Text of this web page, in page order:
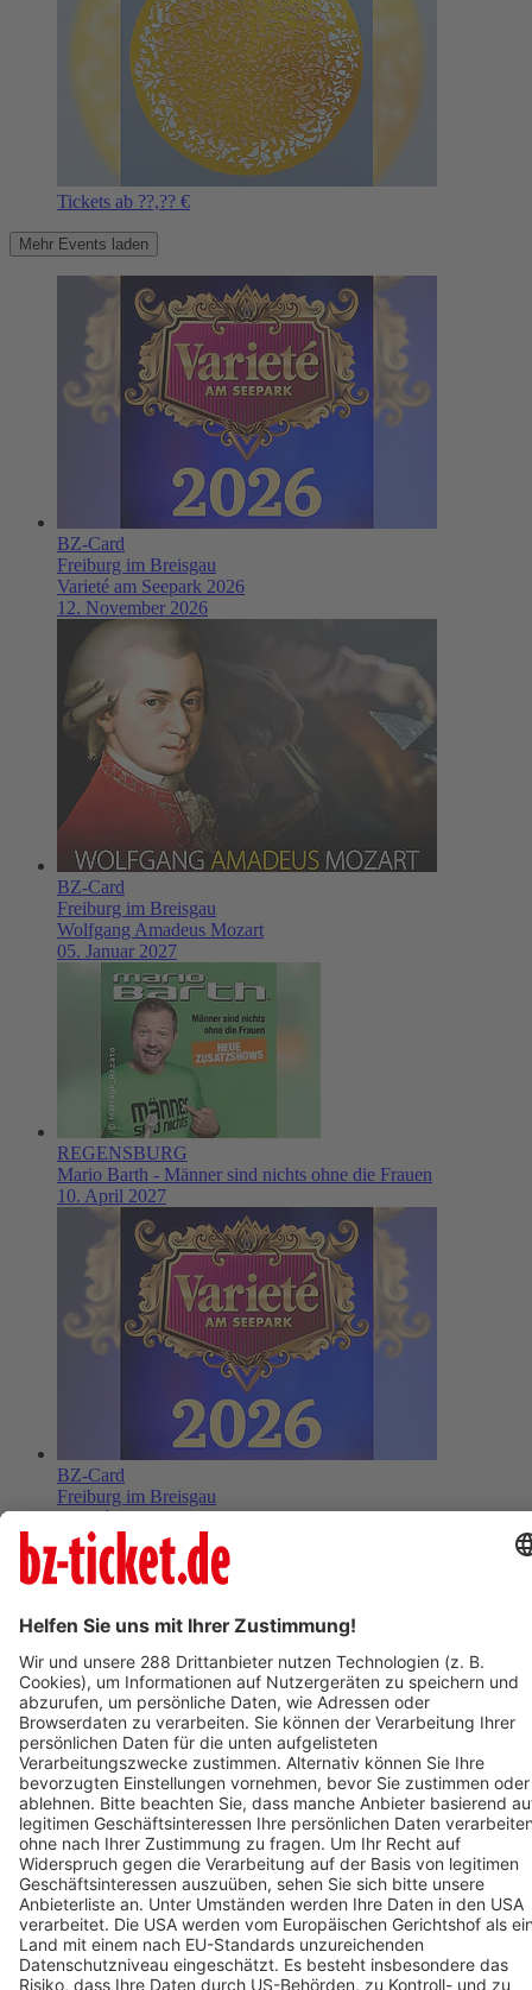
Tickets ab ??,?? €
Mehr Events laden
BZ-Card
Freiburg im Breisgau
Varieté am Seepark 2026
12. November 2026
BZ-Card
Freiburg im Breisgau
Wolfgang Amadeus Mozart
05. Januar 2027
REGENSBURG
Mario Barth - Männer sind nichts ohne die Frauen
10. April 2027
BZ-Card
Freiburg im Breisgau
Varieté am Seepark 2026
08. November 2026
Termin eintragen